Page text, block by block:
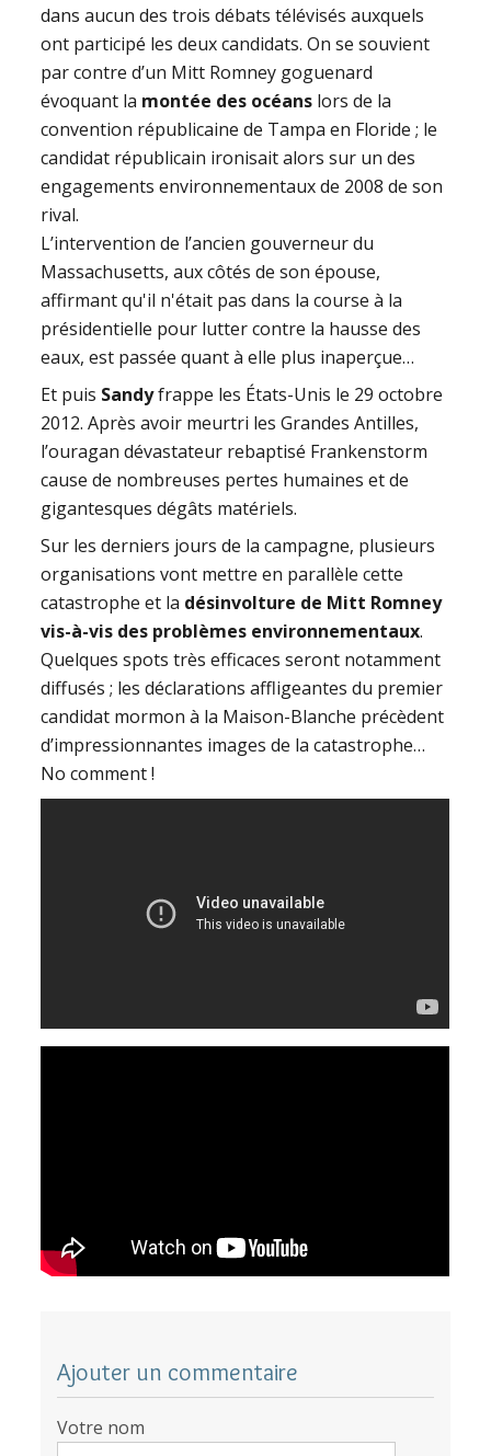
dans aucun des trois débats télévisés auxquels
ont participé les deux candidats. On se souvient
par contre d’un Mitt Romney goguenard
évoquant la montée des océans lors de la
convention républicaine de Tampa en Floride ; le
candidat républicain ironisait alors sur un des
engagements environnementaux de 2008 de son
rival.
L’intervention de l’ancien gouverneur du
Massachusetts, aux côtés de son épouse,
affirmant qu'il n'était pas dans la course à la
présidentielle pour lutter contre la hausse des
eaux, est passée quant à elle plus inaperçue…
Et puis Sandyfrappe les États-Unis le 29 octobre
2012. Après avoir meurtri les Grandes Antilles,
l’ouragan dévastateur rebaptisé Frankenstorm
cause de nombreuses pertes humaines et de
gigantesques dégâts matériels.
Sur les derniers jours de la campagne, plusieurs
organisations vont mettre en parallèle cette
catastrophe et la désinvolture de Mitt Romney
vis-à-vis des problèmes environnementaux.
Quelques spots très efficaces seront notamment
diffusés ; les déclarations affligeantes du premier
candidat mormon à la Maison-Blanche précèdent
d’impressionnantes images de la catastrophe…
No comment !
Ajouter un commentaire
Votre nom